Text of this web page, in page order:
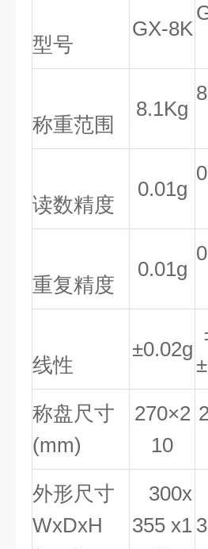
型号
GX-8K
称重范围
8.1Kg
读数精度
0.01g
重复精度
0.01g
线性
±0.02g
称盘尺寸
(mm)
270×2
10
外形尺寸
WxDxH
300x
355 x1